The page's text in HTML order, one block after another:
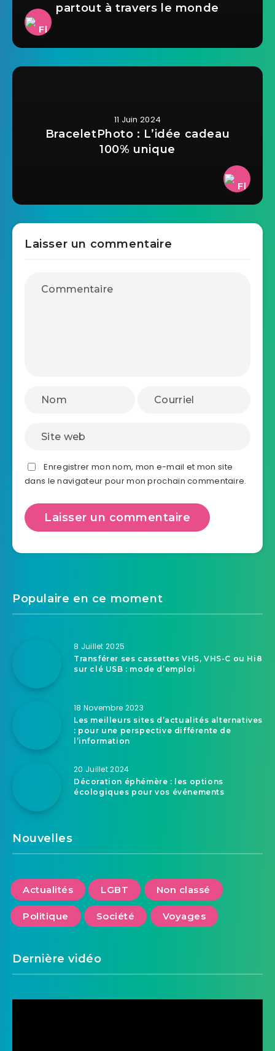
partout à travers le monde
11 Juin 2024
BraceletPhoto : L’idée cadeau
100% unique
Laisser un commentaire
Enregistrer mon nom, mon e-mail et mon site
dans le navigateur pour mon prochain commentaire.
Populaire en ce moment
8 Juillet 2025
Transférer ses cassettes VHS, VHS-C ou Hi8
sur clé USB : mode d’emploi
18 Novembre 2023
Les meilleurs sites d’actualités alternatives
: pour une perspective différente de
l’information
20 Juillet 2024
Décoration éphémère : les options
écologiques pour vos événements
Nouvelles
Actualités LGBT Non classé
Politique Société Voyages
Dernière vidéo